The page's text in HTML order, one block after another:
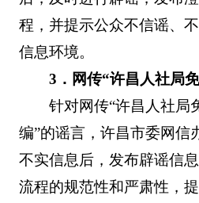
程，并提示公众不信谣、
信息环境。
3．网传“许昌人社局
针对网传“许昌人社局
编”的谣言，许昌市委网信
不实信息后，发布辟谣信
流程的规范性和严肃性，